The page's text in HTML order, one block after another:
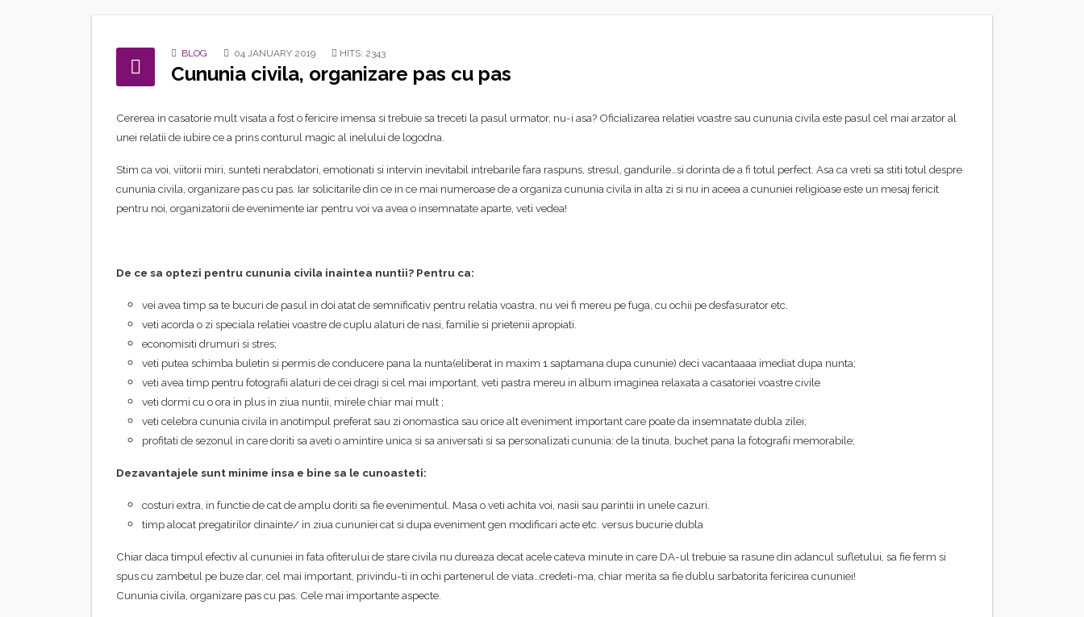
BLOG 04 JANUARY 2019 HITS: 2343
Cununia civila, organizare pas cu pas
Cererea in casatorie mult visata a fost o fericire imensa si trebuie sa treceti la pasul urmator, nu-i asa? Oficializarea relatiei voastre sau cununia civila este pasul cel mai arzator al
unei relatii de iubire ce a prins conturul magic al inelului de logodna.
Stim ca voi, viitorii miri, sunteti nerabdatori, emotionati si intervin inevitabil intrebarile fara raspuns, stresul, gandurile…si dorinta de a fi totul perfect. Asa ca vreti sa stiti totul despre
cununia civila, organizare pas cu pas. Iar solicitarile din ce in ce mai numeroase de a organiza cununia civila in alta zi si nu in aceea a cununiei religioase este un mesaj fericit
pentru noi, organizatorii de evenimente iar pentru voi va avea o insemnatate aparte, veti vedea!
De ce sa optezi pentru cununia civila inaintea nuntii? Pentru ca:
vei avea timp sa te bucuri de pasul in doi atat de semnificativ pentru relatia voastra, nu vei fi mereu pe fuga, cu ochii pe desfasurator etc.
veti acorda o zi speciala relatiei voastre de cuplu alaturi de nasi, familie si prietenii apropiati.
economisiti drumuri si stres;
veti putea schimba buletin si permis de conducere pana la nunta(eliberat in maxim 1 saptamana dupa cununie) deci vacantaaaa imediat dupa nunta;
veti avea timp pentru fotografii alaturi de cei dragi si cel mai important, veti pastra mereu in album imaginea relaxata a casatoriei voastre civile
veti dormi cu o ora in plus in ziua nuntii, mirele chiar mai mult ;
veti celebra cununia civila in anotimpul preferat sau zi onomastica sau orice alt eveniment important care poate da insemnatate dubla zilei;
profitati de sezonul in care doriti sa aveti o amintire unica si sa aniversati si sa personalizati cununia: de la tinuta, buchet pana la fotografii memorabile;
Dezavantajele sunt minime insa e bine sa le cunoasteti:
costuri extra, in functie de cat de amplu doriti sa fie evenimentul. Masa o veti achita voi, nasii sau parintii in unele cazuri.
timp alocat pregatirilor dinainte/ in ziua cununiei cat si dupa eveniment gen modificari acte etc. versus bucurie dubla
Chiar daca timpul efectiv al cununiei in fata ofiterului de stare civila nu dureaza decat acele cateva minute in care DA-ul trebuie sa rasune din adancul sufletului, sa fie ferm si
spus cu zambetul pe buze dar, cel mai important, privindu-ti in ochi partenerul de viata…credeti-ma, chiar merita sa fie dublu sarbatorita fericirea cununiei!
Cununia civila, organizare pas cu pas. Cele mai importante aspecte.